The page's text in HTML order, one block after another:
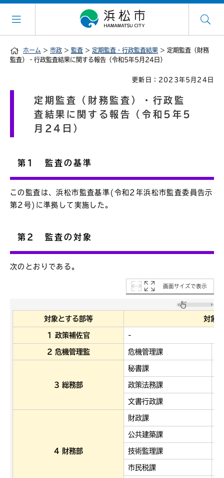
ホーム > 市政 > 監査 > 定期監査・行政監査結果 > 定期監査（財務
監査）・行政監査結果に関する報告（令和5年5月24日）
更新日：2023年5月24日
定期監査（財務監査）・行政監
査結果に関する報告（令和5年5
月24日）
第1 監査の基準
この監査は、浜松市監査基準(令和2年浜松市監査委員告示
第2号)に準拠して実施した。
第2 監査の対象
次のとおりである。
画面サイズで表示
対象とする部等 対象
1 政策補佐官 -
2 危機管理監 危機管理課
3 総務部
秘書課
政策法務課
文書行政課
4 財務部
財政課
公共建築課
技術監理課
市民税課